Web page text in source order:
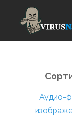
Аудио-